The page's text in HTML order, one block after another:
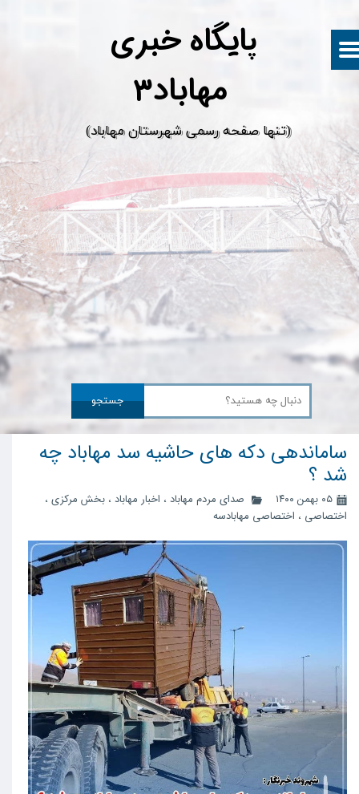
پایگاه خبری
​(تنها صفحه رسمی شهرستان مهاباد)
جستجو
ساماندهی دکه های حاشیه سد مهاباد چه
شد ؟
۰۵ بهمن ۱۴۰۰ صدای مردم مهاباد ، اخبار مهاباد ، بخش مرکزی ،
اختصاصی ، اختصاصی مهابادسه